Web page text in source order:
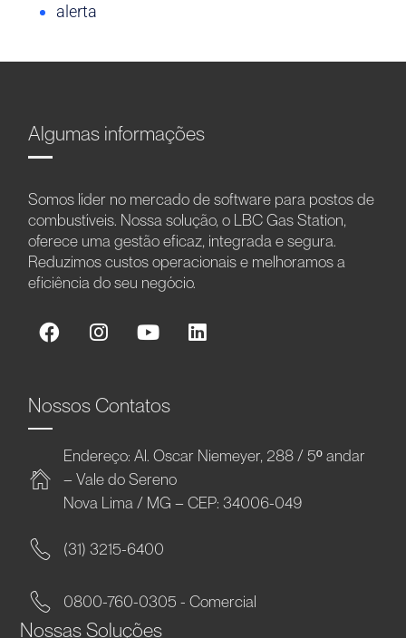
alerta
Algumas informações
Somos líder no mercado de software para postos de
combustíveis. Nossa solução, o LBC Gas Station,
oferece uma gestão eficaz, integrada e segura.
Reduzimos custos operacionais e melhoramos a
eficiência do seu negócio.
Nossos Contatos
Endereço: Al. Oscar Niemeyer, 288 / 5º andar
– Vale do Sereno
Nova Lima / MG – CEP: 34006-049
(31) 3215-6400
0800-760-0305 - Comercial
Nossas Soluções